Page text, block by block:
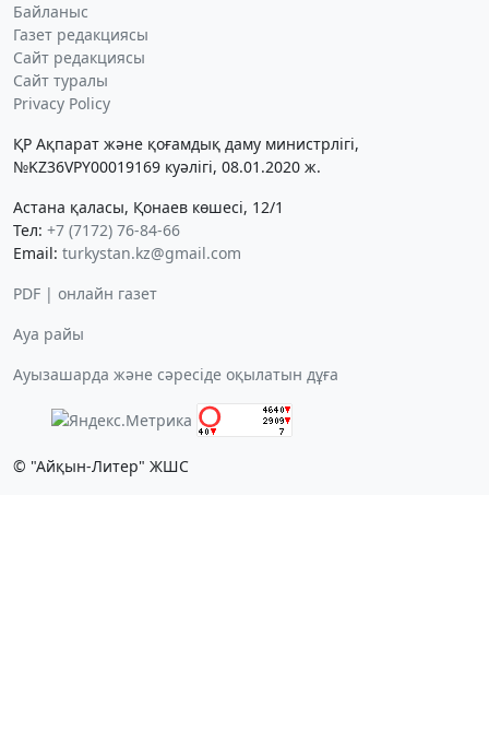
Байланыс
Газет редакциясы
Сайт редакциясы
Сайт туралы
Privacy Policy
ҚР Ақпарат және қоғамдық даму министрлігі,
№KZ36VPY00019169 куәлігі, 08.01.2020 ж.
Астана қаласы, Қонаев көшесі, 12/1
Тел: +7 (7172) 76-84-66
Email: turkystan.kz@gmail.com
PDF | онлайн газет
Ауа райы
Ауызашарда және сәресіде оқылатын дұға
© "Айқын-Литер" ЖШС